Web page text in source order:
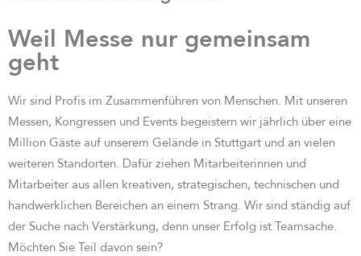
Weil Messe nur gemeinsam
geht
Wir sind Profis im Zusammenführen von Menschen. Mit unseren
Messen, Kongressen und Events begeistern wir jährlich über eine
Million Gäste auf unserem Gelände in Stuttgart und an vielen
weiteren Standorten. Dafür ziehen Mitarbeiterinnen und
Mitarbeiter aus allen kreativen, strategischen, technischen und
handwerklichen Bereichen an einem Strang. Wir sind ständig auf
der Suche nach Verstärkung, denn unser Erfolg ist Teamsache.
Möchten Sie Teil davon sein?